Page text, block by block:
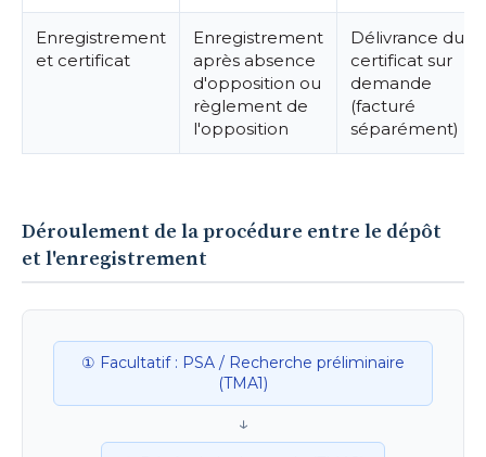
Enregistrement
et certificat
Enregistrement
après absence
d'opposition ou
règlement de
l'opposition
Délivrance du
certificat sur
demande
(facturé
séparément)
Déroulement de la procédure entre le dépôt
et l'enregistrement
① Facultatif : PSA / Recherche préliminaire
(TMA1)
↓